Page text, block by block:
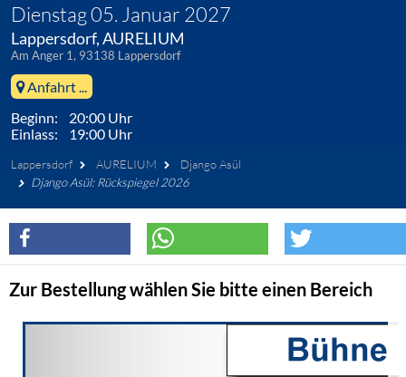
Dienstag 05. Januar 2027
Lappersdorf, AURELIUM
Am Anger 1, 93138 Lappersdorf
Anfahrt ...
Beginn: 20:00 Uhr
Einlass: 19:00 Uhr
Lappersdorf AURELIUM
Django Asül
Django Asül: Rückspiegel 2026
Zur Bestellung wählen Sie bitte einen Bereich